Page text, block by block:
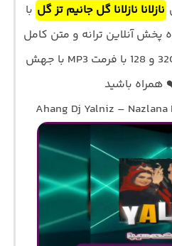
نازلانا نازلانا گل جانیم تز گل با
پخش آنلاین ترانه و متن کامل
موسیقی با کیفیت اصلی 320 و 128 با فرمت MP3 با جهش
باشید
Ahang Dj Yalniz –